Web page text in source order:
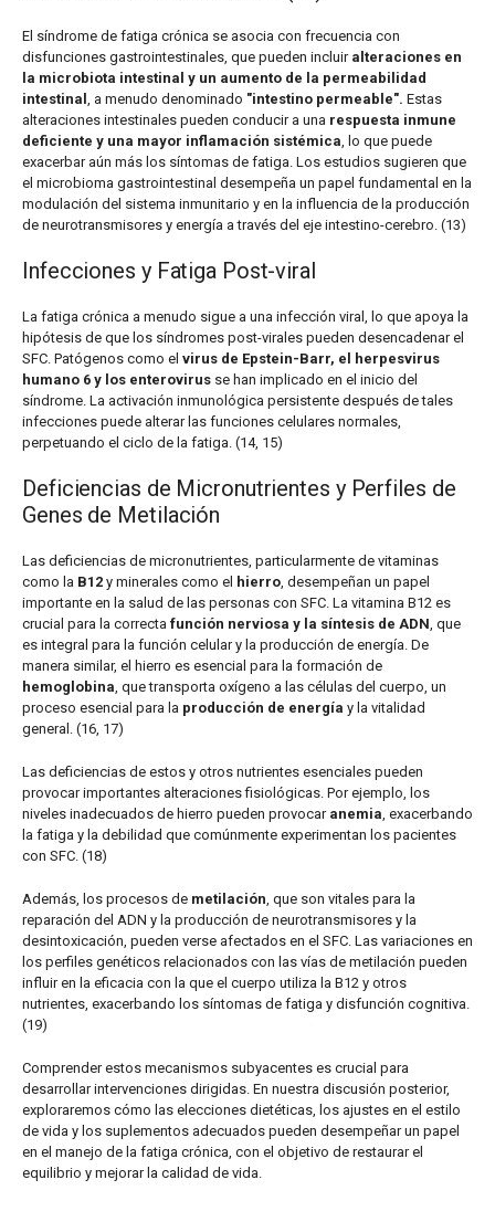
El síndrome de fatiga crónica se asocia con frecuencia con
disfunciones gastrointestinales, que pueden incluir alteraciones en
la microbiota intestinal y un aumento de la permeabilidad
intestinal , a menudo denominado "intestino permeable". Estas
alteraciones intestinales pueden conducir a una respuesta inmune
deficiente y una mayor inflamación sistémica, lo que puede
exacerbar aún más los síntomas de fatiga. Los estudios sugieren que
el microbioma gastrointestinal desempeña un papel fundamental en la
modulación del sistema inmunitario y en la influencia de la producción
de neurotransmisores y energía a través del eje intestino-cerebro. (13)
Infecciones y Fatiga Post-viral
La fatiga crónica a menudo sigue a una infección viral, lo que apoya la
hipótesis de que los síndromes post-virales pueden desencadenar el
SFC. Patógenos como el virus de Epstein-Barr, el herpesvirus
humano 6 y los enterovirus se han implicado en el inicio del
síndrome. La activación inmunológica persistente después de tales
infecciones puede alterar las funciones celulares normales,
perpetuando el ciclo de la fatiga. (14, 15)
Deficiencias de Micronutrientes y Perfiles de
Genes de Metilación
Las deficiencias de micronutrientes, particularmente de vitaminas
como la B12 y minerales como el hierro, desempeñan un papel
importante en la salud de las personas con SFC. La vitamina B12 es
crucial para la correcta función nerviosa y la síntesis de ADN, que
es integral para la función celular y la producción de energía. De
manera similar, el hierro es esencial para la formación de
hemoglobina, que transporta oxígeno a las células del cuerpo, un
proceso esencial para la producción de energía y la vitalidad
general. (16, 17)
Las deficiencias de estos y otros nutrientes esenciales pueden
provocar importantes alteraciones fisiológicas. Por ejemplo, los
niveles inadecuados de hierro pueden provocar anemia, exacerbando
la fatiga y la debilidad que comúnmente experimentan los pacientes
con SFC. (18)
Además, los procesos de metilación, que son vitales para la
reparación del ADN y la producción de neurotransmisores y la
desintoxicación, pueden verse afectados en el SFC. Las variaciones en
los perfiles genéticos relacionados con las vías de metilación pueden
influir en la eficacia con la que el cuerpo utiliza la B12 y otros
nutrientes, exacerbando los síntomas de fatiga y disfunción cognitiva.
(19)
Comprender estos mecanismos subyacentes es crucial para
desarrollar intervenciones dirigidas. En nuestra discusión posterior,
exploraremos cómo las elecciones dietéticas, los ajustes en el estilo
de vida y los suplementos adecuados pueden desempeñar un papel
en el manejo de la fatiga crónica, con el objetivo de restaurar el
equilibrio y mejorar la calidad de vida.